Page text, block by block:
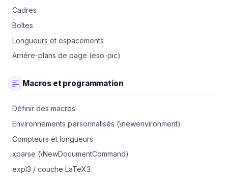
Cadres
Boîtes
Longueurs et espacements
Arrière-plans de page (eso-pic)
Macros et programmation
Définir des macros
Environnements personnalisés (\newenvironment)
Compteurs et longueurs
xparse (\NewDocumentCommand)
expl3 / couche LaTeX3